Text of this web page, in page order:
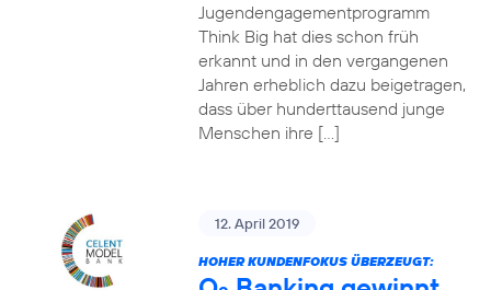
Jugendengagementprogramm
Think Big hat dies schon früh
erkannt und in den vergangenen
Jahren erheblich dazu beigetragen,
dass über hunderttausend junge
Menschen ihre […]
12. April 2019
HOHER KUNDENFOKUS ÜBERZEUGT: